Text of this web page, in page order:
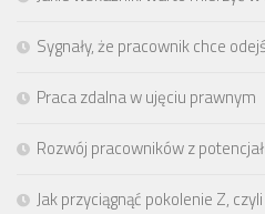
Sygnały, że pracownik chce
Praca zdalna w ujęciu prawnym
Rozwój pracowników z
Jak przyciągnąć pokolenie Z,